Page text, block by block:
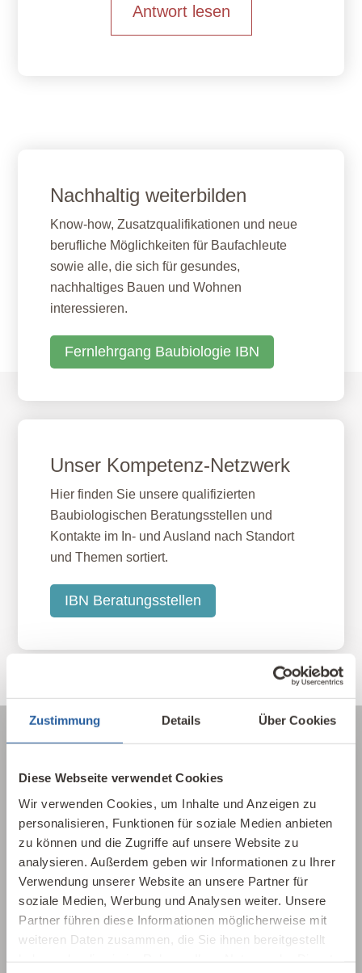
Zustimmung Details Über Cookies
Diese Webseite verwendet Cookies
Wir verwenden Cookies, um Inhalte und Anzeigen zu
personalisieren, Funktionen für soziale Medien anbieten
zu können und die Zugriffe auf unsere Website zu
analysieren. Außerdem geben wir Informationen zu Ihrer
Verwendung unserer Website an unsere Partner für
soziale Medien, Werbung und Analysen weiter. Unsere
Partner führen diese Informationen möglicherweise mit
weiteren Daten zusammen, die Sie ihnen bereitgestellt
Antwort lesen
Nachhaltig weiterbilden
Know-how, Zusatzqualifikationen und neue
berufliche Möglichkeiten für Baufachleute
sowie alle, die sich für gesundes,
nachhaltiges Bauen und Wohnen
interessieren.
Fernlehrgang Baubiologie IBN
Unser Kompetenz-Netzwerk
Hier finden Sie unsere qualifizierten
Baubiologischen Beratungsstellen und
Kontakte im In- und Ausland nach Standort
und Themen sortiert.
IBN Beratungsstellen
Über die Baubiologie
Die Baubiologie beschäftigt sich mit der
Beziehung zwischen Menschen und ihrer
gebauten Umwelt. Wie wirken sich Gebäude,
Baustoffe und Architektur auf Mensch und
Natur aus? Dabei werden ganzheitlich
gesundheitliche, nachhaltige und
gestalterische Aspekte betrachtet.